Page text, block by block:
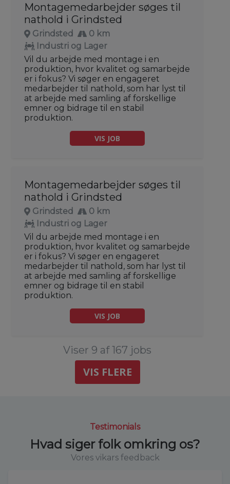
Montagemedarbejder søges til
nathold i Grindsted
Grindsted
0 km
Industri og Lager
Vil du arbejde med montage i en
produktion, hvor kvalitet og samarbejde
er i fokus? Vi søger en engageret
medarbejder til nathold, som har lyst til
at arbejde med samling af forskellige
emner og bidrage til en stabil
produktion.
VIS JOB
Montagemedarbejder søges til
nathold i Grindsted
Grindsted
0 km
Industri og Lager
Vil du arbejde med montage i en
produktion, hvor kvalitet og samarbejde
er i fokus? Vi søger en engageret
medarbejder til nathold, som har lyst til
at arbejde med samling af forskellige
emner og bidrage til en stabil
produktion.
VIS JOB
Viser 9 af 167 jobs
VIS FLERE
Testimonials
Hvad siger folk omkring os?
Vores vikars feedback